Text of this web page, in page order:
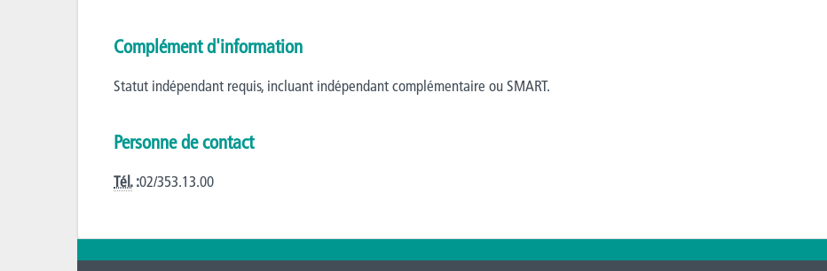
Complément d'information
Statut indépendant requis, incluant indépendant complémentaire ou SMART.
Personne de contact
Tél.:02/353.13.00